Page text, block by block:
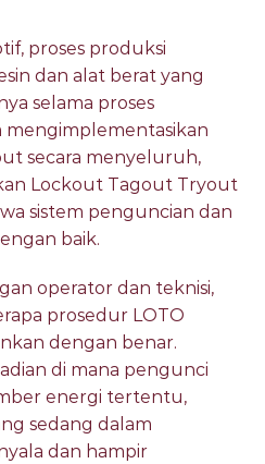
proses produksi
dan alat berat yang
selama proses
mengimplementasikan
secara menyeluruh,
Lockout Tagout Tryout
sistem penguncian dan
baik.
operator dan teknisi,
prosedur LOTO
dengan benar.
di mana pengunci
energi tertentu,
sedang dalam
dan hampir